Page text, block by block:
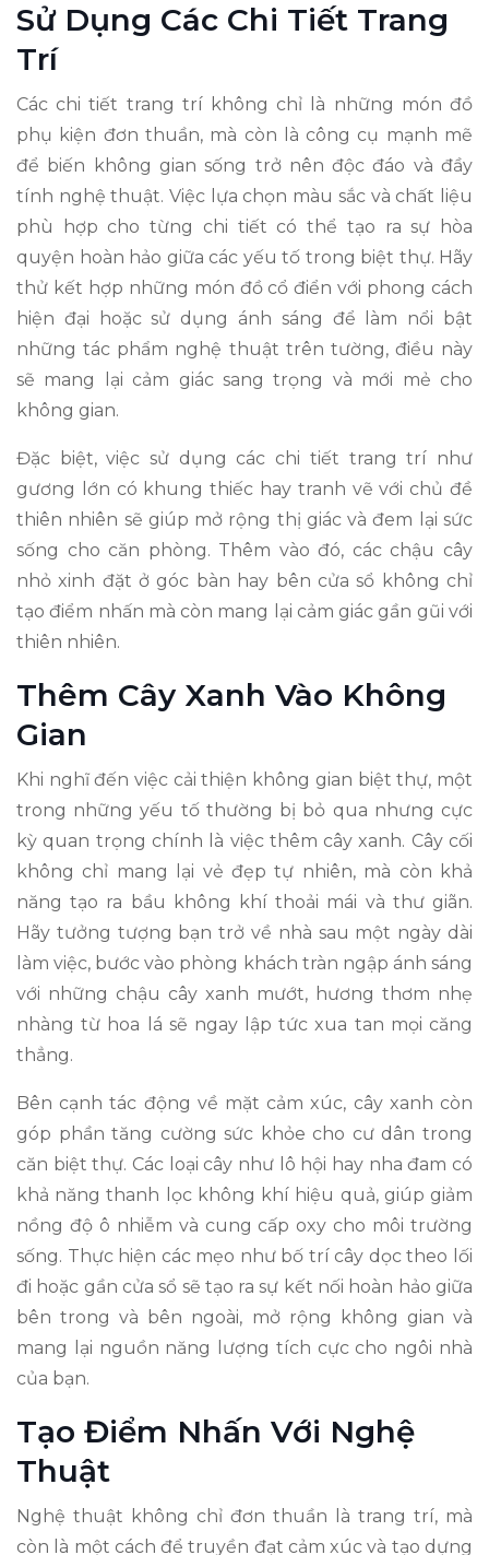
Sử Dụng Các Chi Tiết Trang
Trí
Các chi tiết trang trí không chỉ là những món đồ
phụ kiện đơn thuần, mà còn là công cụ mạnh mẽ
để biến không gian sống trở nên độc đáo và đầy
tính nghệ thuật. Việc lựa chọn màu sắc và chất liệu
phù hợp cho từng chi tiết có thể tạo ra sự hòa
quyện hoàn hảo giữa các yếu tố trong biệt thự. Hãy
thử kết hợp những món đồ cổ điển với phong cách
hiện đại hoặc sử dụng ánh sáng để làm nổi bật
những tác phẩm nghệ thuật trên tường, điều này
sẽ mang lại cảm giác sang trọng và mới mẻ cho
không gian.
Đặc biệt, việc sử dụng các chi tiết trang trí như
gương lớn có khung thiếc hay tranh vẽ với chủ đề
thiên nhiên sẽ giúp mở rộng thị giác và đem lại sức
sống cho căn phòng. Thêm vào đó, các chậu cây
nhỏ xinh đặt ở góc bàn hay bên cửa sổ không chỉ
tạo điểm nhấn mà còn mang lại cảm giác gần gũi với
thiên nhiên.
Thêm Cây Xanh Vào Không
Gian
Khi nghĩ đến việc cải thiện không gian biệt thự, một
trong những yếu tố thường bị bỏ qua nhưng cực
kỳ quan trọng chính là việc thêm cây xanh. Cây cối
không chỉ mang lại vẻ đẹp tự nhiên, mà còn khả
năng tạo ra bầu không khí thoải mái và thư giãn.
Hãy tưởng tượng bạn trở về nhà sau một ngày dài
làm việc, bước vào phòng khách tràn ngập ánh sáng
với những chậu cây xanh mướt, hương thơm nhẹ
nhàng từ hoa lá sẽ ngay lập tức xua tan mọi căng
thẳng.
Bên cạnh tác động về mặt cảm xúc, cây xanh còn
góp phần tăng cường sức khỏe cho cư dân trong
căn biệt thự. Các loại cây như lô hội hay nha đam có
khả năng thanh lọc không khí hiệu quả, giúp giảm
nồng độ ô nhiễm và cung cấp oxy cho môi trường
sống. Thực hiện các mẹo như bố trí cây dọc theo lối
đi hoặc gần cửa sổ sẽ tạo ra sự kết nối hoàn hảo giữa
bên trong và bên ngoài, mở rộng không gian và
mang lại nguồn năng lượng tích cực cho ngôi nhà
của bạn.
Tạo Điểm Nhấn Với Nghệ
Thuật
Nghệ thuật không chỉ đơn thuần là trang trí, mà
còn là một cách để truyền đạt cảm xúc và tạo dựng